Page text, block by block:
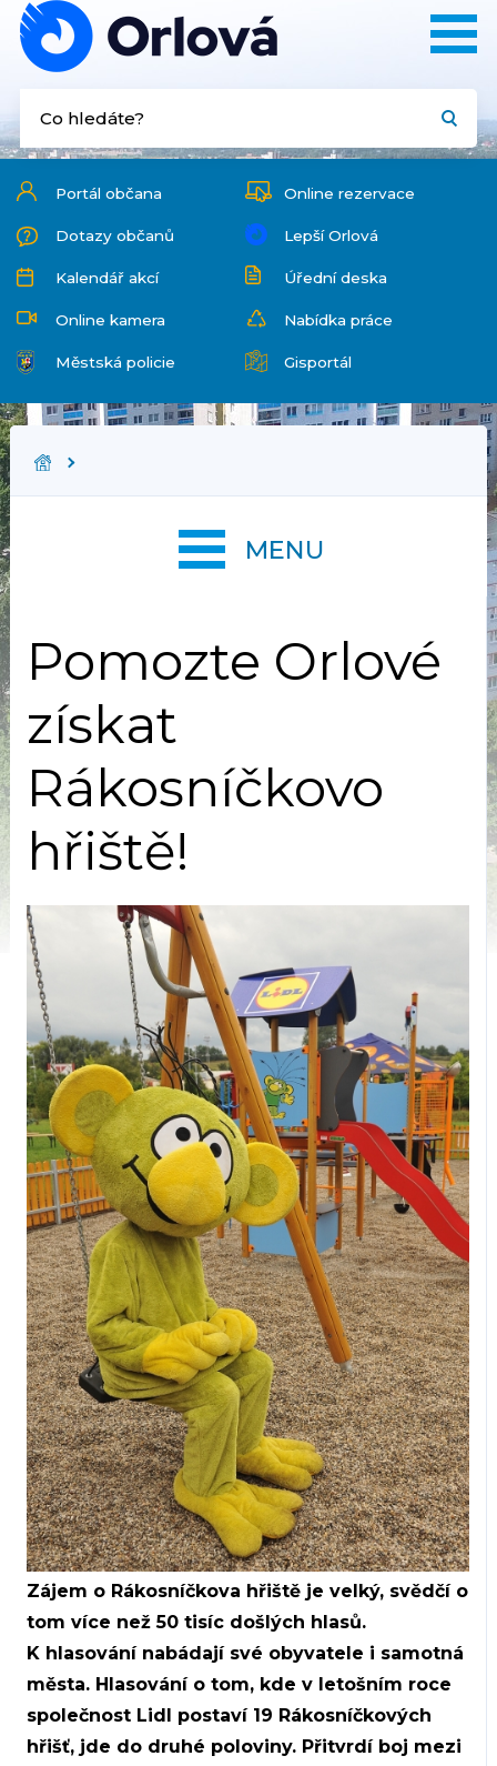
Portál občana Online rezervace
Dotazy občanů Lepší Orlová
Kalendář akcí Úřední deska
Online kamera Nabídka práce
Městská policie Gisportál
Pomozte Orlové
získat
Rákosníčkovo
hřiště!
Zájem o Rákosníčkova hřiště je velký, svědčí o
tom více než 50 tisíc došlých hlasů.
K hlasování nabádají své obyvatele i samotná
města. Hlasování o tom, kde v letošním roce
společnost Lidl postaví 19 Rákosníčkových
hřišť, jde do druhé poloviny. Přitvrdí boj mezi
MENU